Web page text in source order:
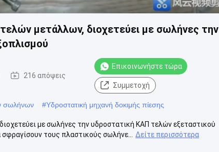
μετάλλων, διοχετεύει με σωλήνες την
216 απόψεις
Επικοινωνήστε τώρα
Συμμετοχή
σωλήνων #Υδροστατική μηχανή δοκιμής πίεσης
με σωλήνες την υδροστατική ΚΑΠ τελών εξεταστικού
τους πλαστικούς σωλήνε...
Δείτε περισσότερα